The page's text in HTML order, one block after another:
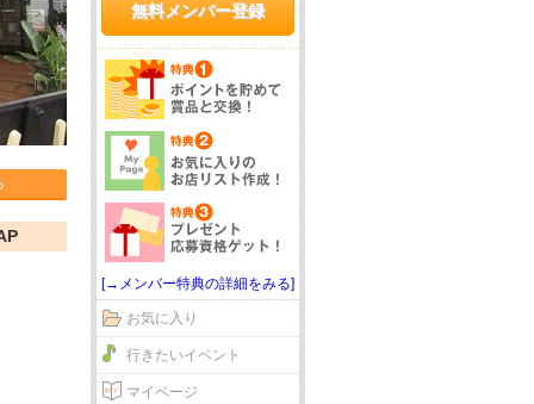
無料メンバー登録
[→メンバー特典の詳細をみる]
お気に入り
行きたいイベント
マイページ